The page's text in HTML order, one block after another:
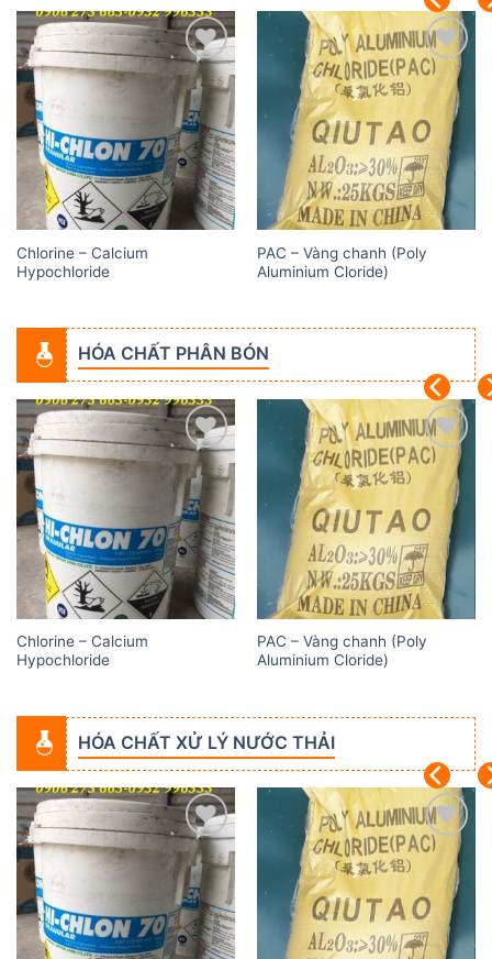
Add to
wishlist
Chlorine – Calcium
Hypochloride
Add to
wishlist
PAC – Vàng chanh (Poly
Aluminium Cloride)
HÓA CHẤT PHÂN BÓN
Add to
wishlist
Chlorine – Calcium
Hypochloride
Add to
wishlist
PAC – Vàng chanh (Poly
Aluminium Cloride)
HÓA CHẤT XỬ LÝ NƯỚC THẢI
Add to
wishlist
Add to
wishlist